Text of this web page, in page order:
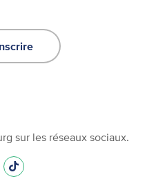
sur les réseaux sociaux.